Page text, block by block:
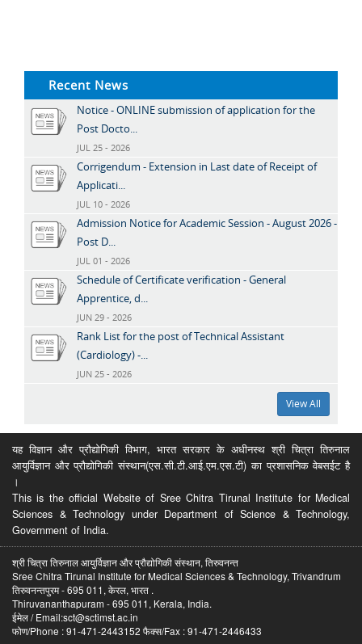
Recent News
Notice - ONLINE submission of application for the
Post Docto...
JUL 25 - 2026
Corrigendum - Extension in Last date of Receipt of
Applicati...
JUL 10 - 2026
Admission Notice for Academic Session - August 2026 -
Post D...
JUL 01 - 2026
Schedule of Certificate verification - General
Apprentice, d...
JUN 29 - 2026
Rank List for the post of Technical Assistant
(Cardiology) -...
JUN 25 - 2026
View All
यह विज्ञान और प्रौद्योगिकी विभाग, भारत सरकार के अधीनस्थ श्री चित्रा तिरुनाल
आयुर्विज्ञान और प्रौद्योगिकी संस्थान(एस.सी.टी.आई.एम.एस.टी) का प्रशासनिक वेबसईट है
।
This is the official Website of Sree Chitra Tirunal Institute for Medical
Sciences & Technology under Department of Science & Technology,
Government of India.
श्री चित्रा तिरुनाल आयुर्विज्ञान और प्रौद्योगिकी संस्थान, तिरुवनन्त
Sree Chitra Tirunal Institute for Medical Sciences & Technology, Trivandrum
तिरुवनन्तपुरम - 695 011, केरल, भारत .
Thiruvananthapuram - 695 011, Kerala, India.
ईमेल / Email:sct@sctimst.ac.in
फोण/Phone : 91-471-2443152 फैक्स/Fax : 91-471-2446433